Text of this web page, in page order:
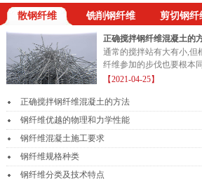
散钢纤维 铣削钢纤维 剪切钢纤
正确搅拌钢纤维混凝土的
通常的搅拌站有大有小,但
纤维参加的步伐也要根本
钢纤维...
【2021-04-25】
正确搅拌钢纤维混凝土的方法
钢纤维优越的物理和力学性能
钢纤维混凝土施工要求
钢纤维规格种类
钢纤维分类及技术特点